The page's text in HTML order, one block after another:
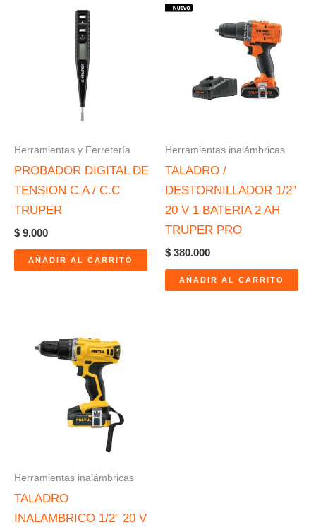
Herramientas y Ferretería
PROBADOR DIGITAL DE
TENSION C.A / C.C
TRUPER
$ 9.000
AÑADIR AL CARRITO
Herramientas inalámbricas
TALADRO /
DESTORNILLADOR 1/2″
20 V 1 BATERIA 2 AH
TRUPER PRO
$ 380.000
AÑADIR AL CARRITO
Herramientas inalámbricas
TALADRO
INALAMBRICO 1/2″ 20 V